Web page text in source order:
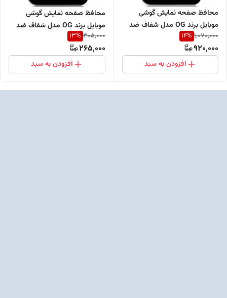
محافظ صفحه نمایش گوشی
موبایل برند OG مدل شفاف ضد
خش و ضد ضربه (فروش عمده
حداقل 10 عدد)
1,070,000
14%
920,000
افزودن به سبد
محافظ صفحه نمایش گوشی
موبایل برند OG مدل شفاف ضد
خش و ضد ضربه (فروش تکی)
305,000
13%
265,000
افزودن به سبد